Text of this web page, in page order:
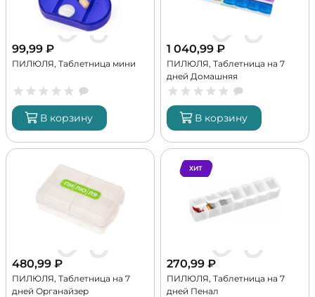
99,99 ₽
ПИЛЮЛЯ, Таблетница мини
В корзину
1 040,99 ₽
ПИЛЮЛЯ, Таблетница на 7
дней Домашняя
В корзину
480,99 ₽
ПИЛЮЛЯ, Таблетница на 7
дней Органайзер
ХИТ
270,99 ₽
ПИЛЮЛЯ, Таблетница на 7
дней Пенал